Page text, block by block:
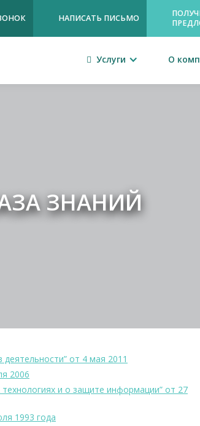
НАПИСАТЬ ПИСЬМО
 Услуги О
ЗНАНИЙ
от 4 мая 2011
2006
и о защите информации” от 27
1993 года